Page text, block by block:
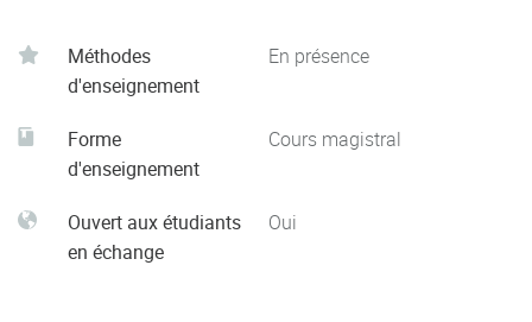
Méthodes
d'enseignement
En présence
Forme
d'enseignement
Cours magistral
Ouvert aux étudiants
en échange
Oui